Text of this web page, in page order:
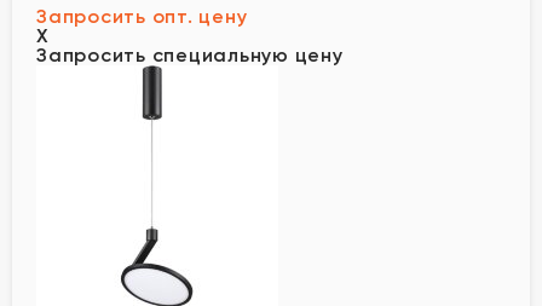
Запросить опт. цену
X
Запросить специальную цену